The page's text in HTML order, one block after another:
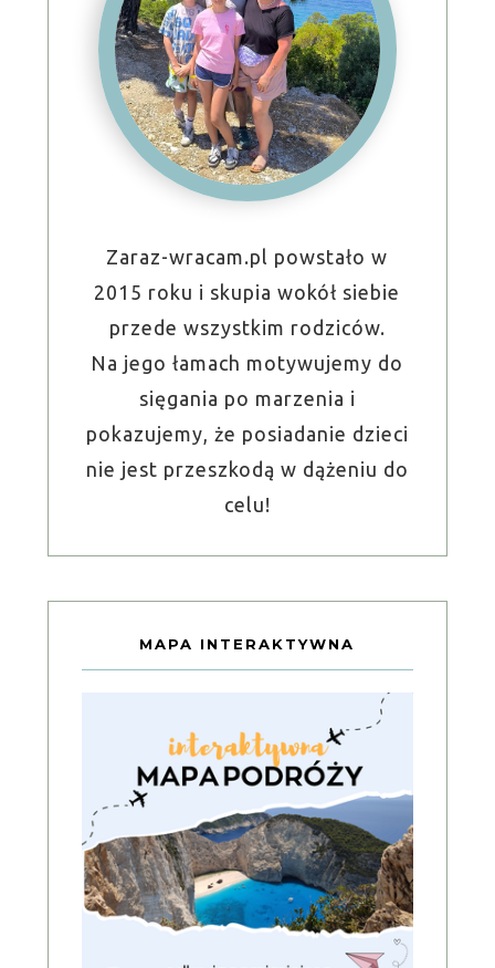
Zaraz-wracam.pl powstało w
2015 roku i skupia wokół siebie
przede wszystkim rodziców.
Na jego łamach motywujemy do
sięgania po marzenia i
pokazujemy, że posiadanie dzieci
nie jest przeszkodą w dążeniu do
celu!
MAPA INTERAKTYWNA